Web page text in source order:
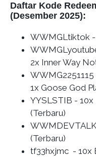
Daftar Kode
(Desember 2025):
WWMGLtiktok -
2x Inner Way
1x Goose God
YYSLSTIB - 10x
(Terbaru)
(Terbaru)
tf33hxjmc - 10x